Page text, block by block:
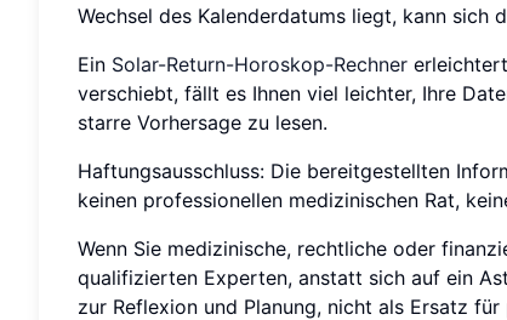
Wechsel des Kalenderdatums liegt, kann sich
Ein Solar-Return-Horoskop-Rechner
verschiebt, fällt es Ihnen viel leichter, Ihre
starre Vorhersage zu lesen.
Haftungsausschluss: Die bereitgestellten
keinen professionellen medizinischen Rat,
Wenn Sie medizinische, rechtliche oder
qualifizierten Experten, anstatt sich auf ein
zur Reflexion und Planung, nicht als Ersatz